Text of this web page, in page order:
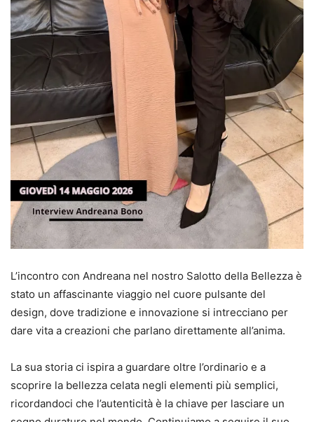
L’incontro con Andreana nel nostro Salotto della Bellezza è
stato un affascinante viaggio nel cuore pulsante del
design, dove tradizione e innovazione si intrecciano per
dare vita a creazioni che parlano direttamente all’anima.
La sua storia ci ispira a guardare oltre l’ordinario e a
scoprire la bellezza celata negli elementi più semplici,
ricordandoci che l’autenticità è la chiave per lasciare un